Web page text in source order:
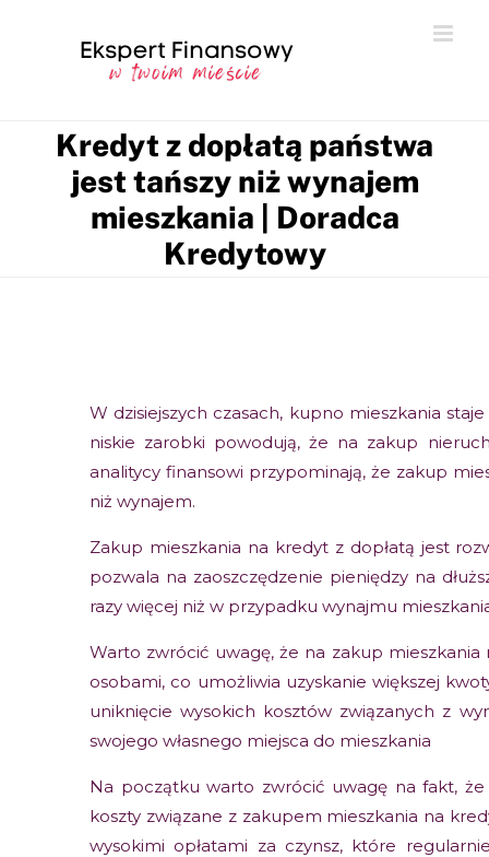
Kredyt z dopłatą państwa
jest tańszy niż wynajem
mieszkania | Doradca
Kredytowy
W dzisiejszych czasach, kupno mieszkania
niskie zarobki powodują, że na zakup
analitycy finansowi przypominają, że zakup
niż wynajem.
Zakup mieszkania na kredyt z dopłatą jest
pozwala na zaoszczędzenie pieniędzy na
razy więcej niż w przypadku wynajmu
Warto zwrócić uwagę, że na zakup mieszkania
osobami, co umożliwia uzyskanie większej
uniknięcie wysokich kosztów związanych z
swojego własnego miejsca do mieszkania
Na początku warto zwrócić uwagę na fakt,
koszty związane z zakupem mieszkania na
wysokimi opłatami za czynsz, które